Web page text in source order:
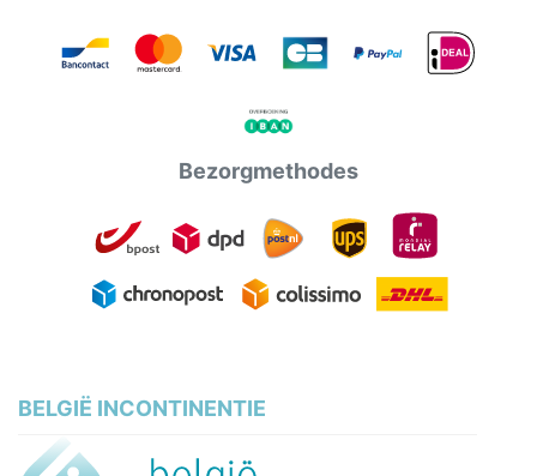
Bezorgmethodes
BELGIË INCONTINENTIE